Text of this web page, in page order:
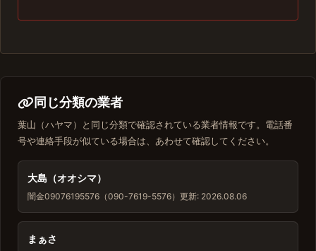
同じ分類の業者
葉山（ハヤマ）と同じ分類で確認されている業者情報です。電話番
号や連絡手段が似ている場合は、あわせて確認してください。
大島（オオシマ）
闇金09076195576（090-7619-5576） 更新: 2026.08.06
まぁさ